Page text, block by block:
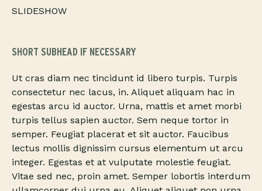
SLIDESHOW
SHORT SUBHEAD IF NECESSARY
Ut cras diam nec tincidunt id libero turpis. Turpis
consectetur nec lacus, in. Aliquet aliquam hac in
egestas arcu id auctor. Urna, mattis et amet morbi
turpis tellus sapien auctor. Sem neque tortor in
semper. Feugiat placerat et sit auctor. Faucibus
lectus mollis dignissim cursus elementum ut arcu
integer. Egestas et at vulputate molestie feugiat.
Vitae sed nec, proin amet. Semper lobortis interdum